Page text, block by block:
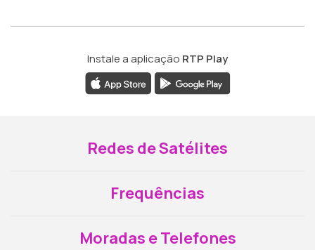
Instale a aplicação RTP Play
Redes de Satélites
Frequências
Moradas e Telefones